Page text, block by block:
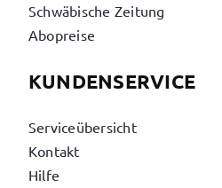
Schwäbische Zeitung
Abopreise
KUNDENSERVICE
Serviceübersicht
Kontakt
Hilfe